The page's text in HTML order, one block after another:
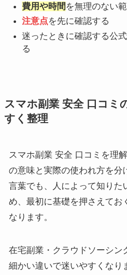
費用や時間 を無理のない
注意点を先に確認する
迷ったときに確認する公
る
スマホ副業 安全 口コミ
すく整理
スマホ副業 安全 口コミを理
の意味と実際の使われ方を分
言葉でも、人によって知りた
め、最初に基礎を押さえてお
なります。
在宅副業・クラウドソーシン
細かい違いで迷いやすくなり